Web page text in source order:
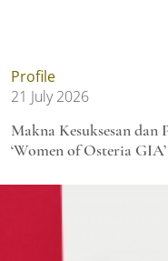
Profile
21 July 2026
Makna Kesuksesan dan
‘Women of Osteria GIA’